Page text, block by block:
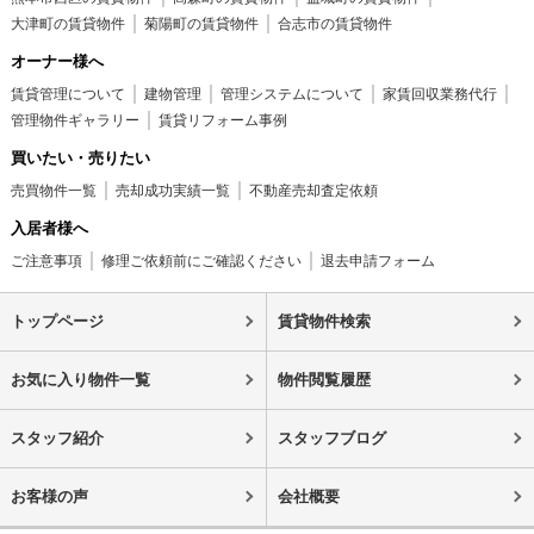
大津町の賃貸物件
菊陽町の賃貸物件 合志市の賃貸物件
オーナー様へ
賃貸管理について 建物管理 管理システムについて
家賃回収業務代行
管理物件ギャラリー
賃貸リフォーム事例
買いたい・売りたい
売買物件一覧 売却成功実績一覧 不動産売却査定依頼
入居者様へ
ご注意事項 修理ご依頼前にご確認ください 退去申請フォーム
トップページ 賃貸物件検索
お気に入り物件一覧 物件閲覧履歴
スタッフ紹介 スタッフブログ
お客様の声 会社概要